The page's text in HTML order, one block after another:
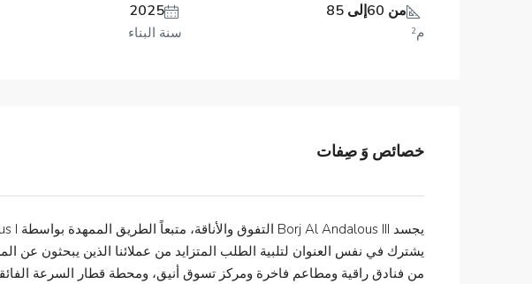
من 60إلى 85
م²
2025
سنة البناء
خصائص وَ صِفات
يشترك في نفس العنوان لتلبية الطلب المتزايد من عملائنا الذين يبحثون عن